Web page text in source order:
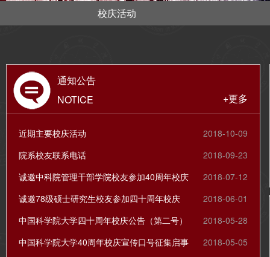
校庆活动
通知公告
NOTICE
+更多
2018-10-09
近期主要校庆活动
2018-09-23
院系校友联系电话
2018-07-12
诚邀中科院管理干部学院校友参加40周年校庆
2018-06-01
诚邀78级硕士研究生校友参加四十周年校庆
2018-05-28
中国科学院大学四十周年校庆公告（第二号）
2018-05-05
中国科学院大学40周年校庆宣传口号征集启事